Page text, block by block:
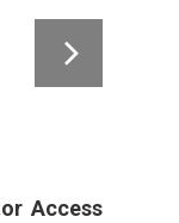
Access